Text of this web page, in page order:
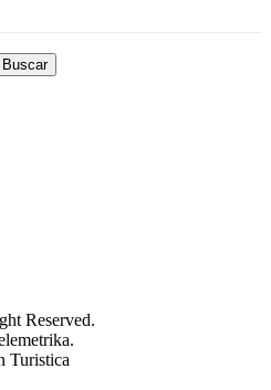
Buscar
Reserved.
Turistica